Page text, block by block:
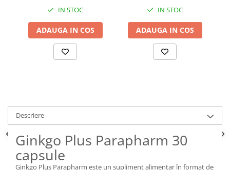
IN STOC
ADAUGA IN COS
IN STOC
ADAUGA IN COS
Descriere
Ginkgo Plus Parapharm 30
capsule
Ginkgo Plus Parapharm este un supliment alimentar în format de